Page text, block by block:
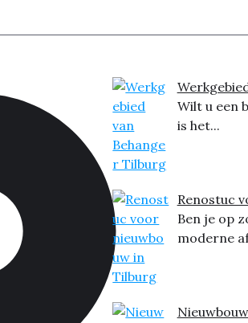
Wilt u een
is het...
Renostuc
Ben je op
moderne